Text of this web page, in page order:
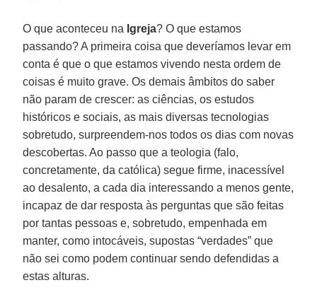
O que aconteceu na Igreja? O que estamos
passando? A primeira coisa que deveríamos levar em
conta é que o que estamos vivendo nesta ordem de
coisas é muito grave. Os demais âmbitos do saber
não param de crescer: as ciências, os estudos
históricos e sociais, as mais diversas tecnologias
sobretudo, surpreendem-nos todos os dias com novas
descobertas. Ao passo que a teologia (falo,
concretamente, da católica) segue firme, inacessível
ao desalento, a cada dia interessando a menos gente,
incapaz de dar resposta às perguntas que são feitas
por tantas pessoas e, sobretudo, empenhada em
manter, como intocáveis, supostas “verdades” que
não sei como podem continuar sendo defendidas a
estas alturas.